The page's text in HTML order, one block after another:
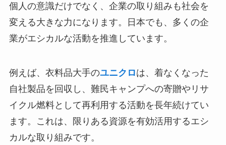
個人の意識だけでなく、企業の取り組みも社会を
変える大きな力になります。日本でも、多くの企
業がエシカルな活動を推進しています。
例えば、衣料品大手のユニクロは、着なくなった
自社製品を回収し、難民キャンプへの寄贈やリサ
イクル燃料として再利用する活動を長年続けてい
ます。これは、限りある資源を有効活用するエシ
カルな取り組みです。